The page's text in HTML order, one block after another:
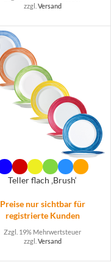
zzgl. Versand
Teller flach ‚Brush‘
Preise nur sichtbar für
registrierte Kunden
Zzgl. 19% Mehrwertsteuer
zzgl. Versand